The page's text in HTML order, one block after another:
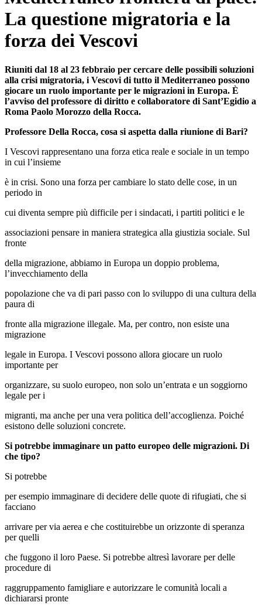
La questione migratoria e la
forza dei Vescovi
Riuniti dal 18 al 23 febbraio per cercare delle possibili soluzioni
alla crisi migratoria, i Vescovi di tutto il Mediterraneo possono
giocare un ruolo importante per le migrazioni in Europa. È
l’avviso del professore di diritto e collaboratore di Sant’Egidio a
Roma Paolo Morozzo della Rocca.
Professore Della Rocca, cosa si aspetta dalla riunione di Bari?
I Vescovi rappresentano una forza etica reale e sociale in un tempo
in cui l’insieme
è in crisi. Sono una forza per cambiare lo stato delle cose, in un
periodo in
cui diventa sempre più difficile per i sindacati, i partiti politici e le
associazioni pensare in maniera strategica alla giustizia sociale. Sul
fronte
della migrazione, abbiamo in Europa un doppio problema,
l’invecchiamento della
popolazione che va di pari passo con lo sviluppo di una cultura della
paura di
fronte alla migrazione illegale. Ma, per contro, non esiste una
migrazione
legale in Europa. I Vescovi possono allora giocare un ruolo
importante per
organizzare, su suolo europeo, non solo un’entrata e un soggiorno
legale per i
migranti, ma anche per una vera politica dell’accoglienza. Poiché
esistono delle soluzioni concrete.
Si potrebbe immaginare un patto europeo delle migrazioni. Di
che tipo?
Si potrebbe
per esempio immaginare di decidere delle quote di rifugiati, che si
facciano
arrivare per via aerea e che costituirebbe un orizzonte di speranza
per quelli
che fuggono il loro Paese. Si potrebbe altresì lavorare per delle
procedure di
raggruppamento famigliare e autorizzare le comunità locali a
dichiararsi pronte